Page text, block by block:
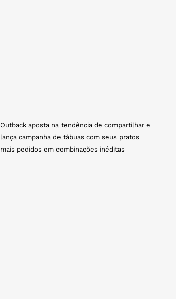
Outback aposta na tendência de compartilhar e
lança campanha de tábuas com seus pratos
mais pedidos em combinações inéditas